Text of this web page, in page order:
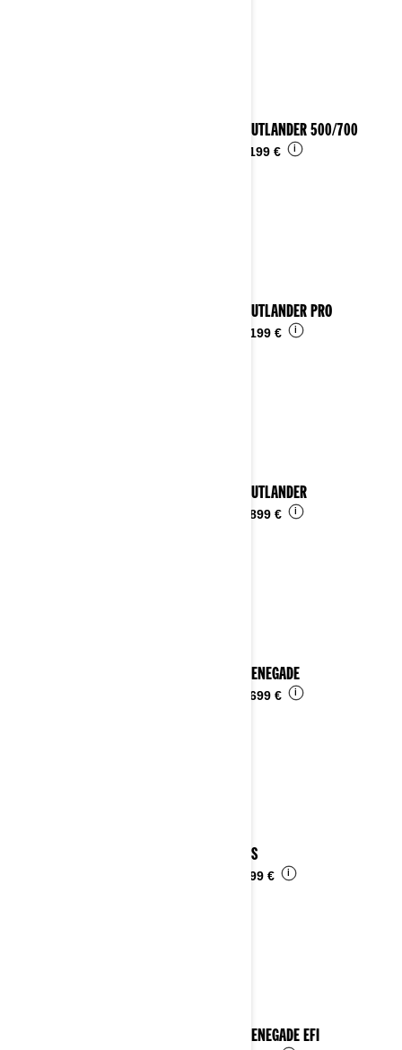
2024 OUTLANDER 500/700
11.199 € i
2024 OUTLANDER PRO
10.199 € i
2024 OUTLANDER
15.899 € i
2024 RENEGADE
14.699 € i
2024 DS
6.499 € i
2024 RENEGADE EFI